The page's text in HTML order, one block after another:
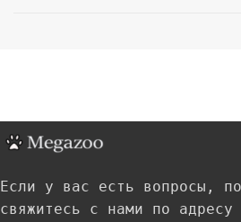
Если у вас есть вопросы,
свяжитесь с нами по адресу